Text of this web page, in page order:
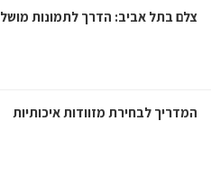
צלם בתל אביב: הדרך לתמונות
המדריך לבחירת מזוודות איכותיות